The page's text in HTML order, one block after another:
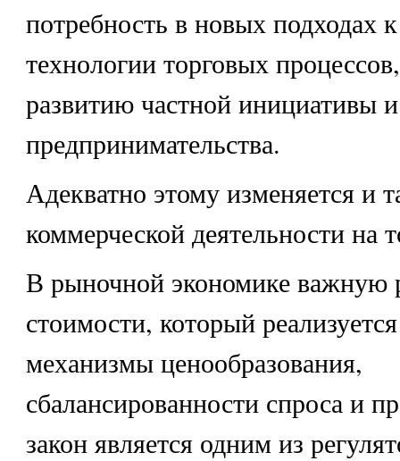
потребность в новых подходах
технологии торговых
развитию частной инициативы и
предпринимательства.
Адекватно этому изменяется и
коммерческой деятельности на
В рыночной экономике важную
стоимости, который
механизмы ценообразования,
сбалансированности спроса и
закон является одним из